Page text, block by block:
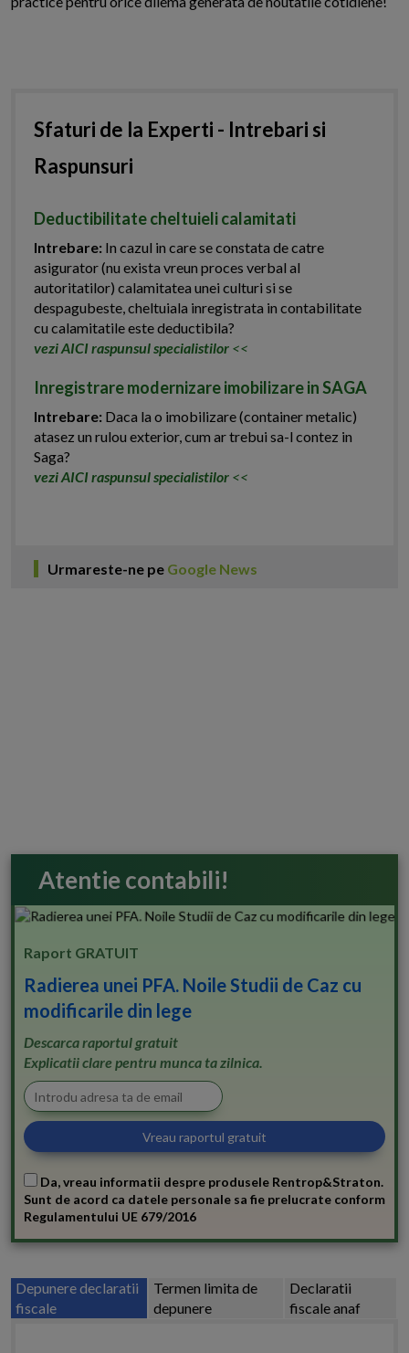
Sfaturi de la Experti - Intrebari si
Raspunsuri
Deductibilitate cheltuieli calamitati
Intrebare: In cazul in care se constata de catre
asigurator (nu exista vreun proces verbal al
autoritatilor) calamitatea unei culturi si se
despagubeste, cheltuiala inregistrata in contabilitate
cu calamitatile este deductibila?
vezi AICI raspunsul specialistilor <<
Inregistrare modernizare imobilizare in SAGA
Intrebare: Daca la o imobilizare (container metalic)
atasez un rulou exterior, cum ar trebui sa-l contez in
Saga?
vezi AICI raspunsul specialistilor <<
Urmareste-ne pe Google News
Atentie contabili!
Raport GRATUIT
Radierea unei PFA. Noile Studii de Caz cu
modificarile din lege
Descarca raportul gratuit
Explicatii clare pentru munca ta zilnica.
Da, vreau informatii despre produsele Rentrop&Straton.
Sunt de acord ca datele personale sa fie prelucrate conform
Regulamentului UE 679/2016
Depunere declaratii
fiscale
Termen limita de
depunere
Declaratii
fiscale anaf